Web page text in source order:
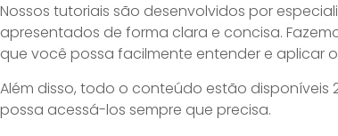
Nossos tutoriais são desenvolvidos por
apresentados de forma clara e concisa.
que você possa facilmente entender e aplicar
Além disso, todo o conteúdo estão disponíveis
possa acessá-los sempre que precisa.